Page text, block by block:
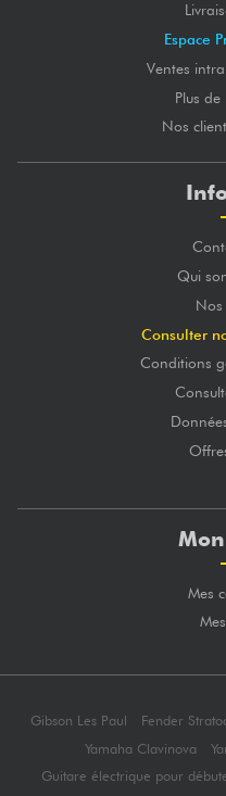
Espace
Ventes
Plus
Nos
Qui
Nos
Consulter
Conditions
Mes
Gibson Les Paul Fender
Yamaha Clavinova
Guitare électrique pour